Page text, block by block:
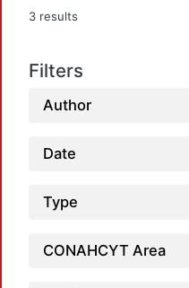
3 results
Filters
Author
Date
Type
CONAHCYT Area